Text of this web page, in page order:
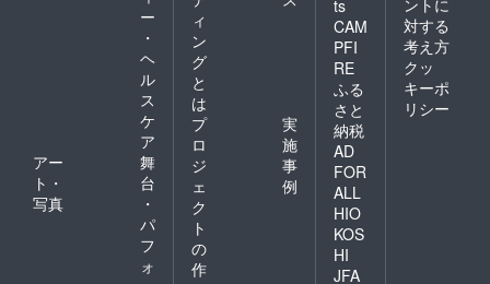
ー
・
ヘ
ル
ス
ケ
ア
アー
ト・
写真
舞
台
・
パ
フ
ォ
ィ
ン
グ
と
は
プ
ロ
ジ
ェ
ク
ト
の
作
実
施
事
例
ts
CAM
PFI
RE
ふる
さと
納税
AD
FOR
ALL
HIO
KOS
HI
JFA
ントに
対する
考え方
クッ
キーポ
リシー